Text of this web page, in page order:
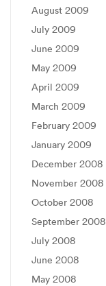
August 2009
July 2009
June 2009
May 2009
April 2009
March 2009
February 2009
January 2009
December 2008
November 2008
October 2008
September 2008
July 2008
June 2008
May 2008